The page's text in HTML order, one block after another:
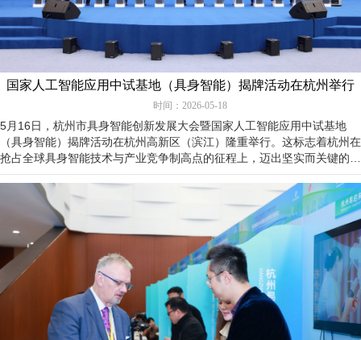
国家人工智能应用中试基地（具身智能）揭牌活动在杭州举行
时间：2026-05-18
5月16日，杭州市具身智能创新发展大会暨国家人工智能应用中试基地
（具身智能）揭牌活动在杭州高新区（滨江）隆重举行。这标志着杭州在
抢占全球具身智能技术与产业竞争制高点的征程上，迈出坚实而关键的一
步。 大会同步启动的全球首届具身智能应用…